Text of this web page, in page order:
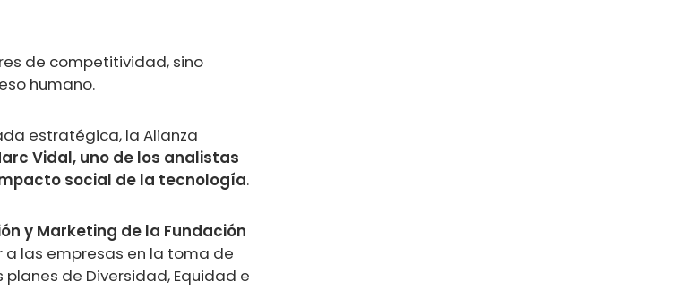
de competitividad, sino
humano.
estratégica, la Alianza
Vidal, uno de los analistas
social de la tecnología.
y Marketing de la Fundación
las empresas en la toma de
de Diversidad, Equidad e